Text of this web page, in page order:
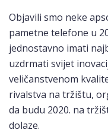
Objavili smo neke
pametne telefone u
jednostavno imati
uzdrmati svijet
veličanstvenom
rivalstva na tržištu,
da budu 2020. na
dolaze.